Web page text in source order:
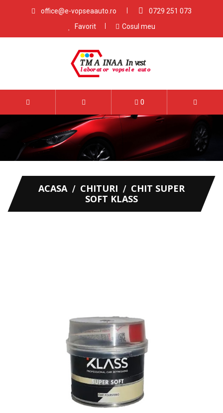
office@e-vopseaauto.ro
0729 251 073
Favorit
Cosul meu
0
ACASA CHITURI
CHIT SUPER
SOFT KLASS